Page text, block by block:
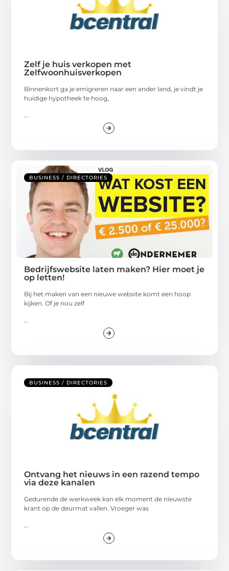
Zelf je huis verkopen met
Zelfwoonhuisverkopen
Binnenkort ga je emigreren naar een ander land, je vindt je
huidige hypotheek te hoog,
BUSINESS / DIRECTORIES
Bedrijfswebsite laten maken? Hier moet je
op letten!
Bij het maken van een nieuwe website komt een hoop
kijken. Of je nou zelf
BUSINESS / DIRECTORIES
Ontvang het nieuws in een razend tempo
via deze kanalen
Gedurende de werkweek kan elk moment de nieuwste
krant op de deurmat vallen. Vroeger was